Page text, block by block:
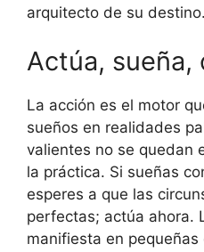
arquitecto de su destino.
Actúa, sueña,
La acción es el motor
sueños en realidades
valientes no se quedan
la práctica. Si sueñas
esperes a que las
perfectas; actúa ahora.
manifiesta en